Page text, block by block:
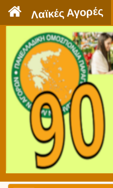
Λαϊκές Αγορές